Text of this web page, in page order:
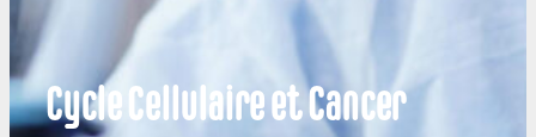
Cycle Cellulaire et Cancer